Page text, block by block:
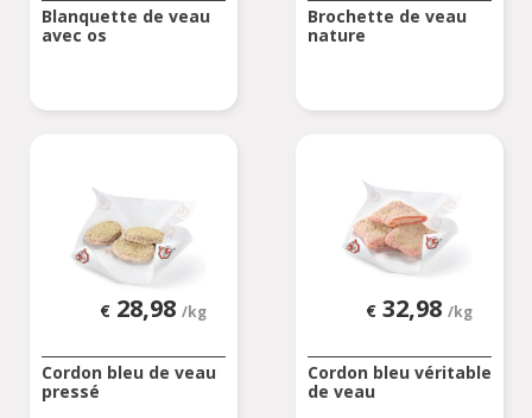
Blanquette de veau
avec os
Brochette de veau
nature
€ 28,98 /kg
Cordon bleu de veau
pressé
€ 32,98 /kg
Cordon bleu véritable
de veau